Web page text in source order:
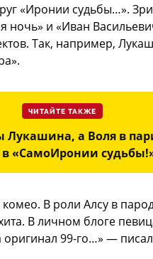
«Иронии судьбы…».
ночь» и «Иван
Так, например,
ЧИТАЙТЕ ТАКЖЕ
Лукашина, а Воля в
«СамоИронии
В роли Алсу в
В личном блоге
оригинал 99-го…» —